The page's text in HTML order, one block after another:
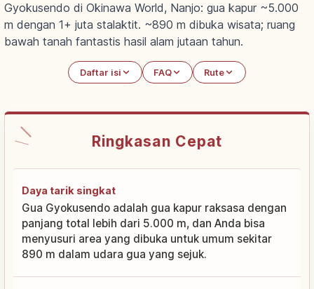
Gyokusendo di Okinawa World, Nanjo: gua kapur ~5.000
m dengan 1+ juta stalaktit. ~890 m dibuka wisata; ruang
bawah tanah fantastis hasil alam jutaan tahun.
Daftar isi FAQ Rute
Ringkasan Cepat
Daya tarik singkat
Gua Gyokusendo adalah gua kapur raksasa dengan
panjang total lebih dari 5.000 m, dan Anda bisa
menyusuri area yang dibuka untuk umum sekitar
890 m dalam udara gua yang sejuk.